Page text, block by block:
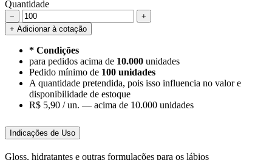
Quantidade
−
+
+ Adicionar à cotação
* Condições
para pedidos acima de 10.000 unidades
Pedido mínimo de 100 unidades
A quantidade pretendida, pois isso influencia no valor e
disponibilidade de estoque
R$ 5,90 / un. — acima de 10.000 unidades
Indicações de Uso
Gloss, hidratantes e outras formulações para os lábios